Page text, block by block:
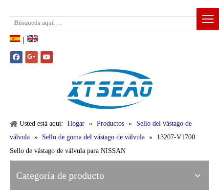
|
Usted está aquí: Hogar » Productos »
Sello del vástago de
válvula » Sello de goma del vástago de válvula »
13207-V1700
Sello de vástago de válvula para NISSAN
Categoría de producto